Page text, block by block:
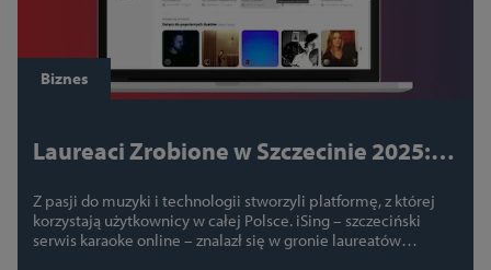
Biznes
Laureaci Zrobione w Szczecinie 2025:
śpiewanie w internetową społeczność
Z pasji do muzyki i technologii stworzyli platformę, z której
korzystają użytkownicy w całej Polsce. iSing – szczeciński
serwis karaoke online – znalazł się w gronie laureatów